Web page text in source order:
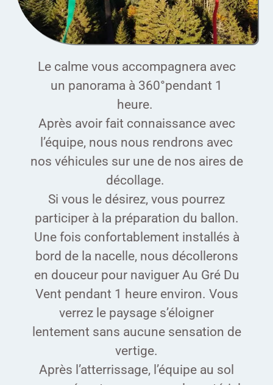
Le calme vous accompagnera avec
un panorama à 360°pendant 1
heure.
Après avoir fait connaissance avec
l’équipe, nous nous rendrons avec
nos véhicules sur une de nos aires de
décollage.
Si vous le désirez, vous pourrez
participer à la préparation du ballon.
Une fois confortablement installés à
bord de la nacelle, nous décollerons
en douceur pour naviguer Au Gré Du
Vent pendant 1 heure environ. Vous
verrez le paysage s’éloigner
lentement sans aucune sensation de
vertige.
Après l’atterrissage, l’équipe au sol